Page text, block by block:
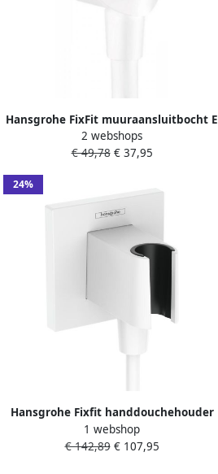
Hansgrohe FixFit muuraansluitbocht E
zonder terugslagklep mat wit
2 webshops
€ 49,78€ 37,95
24%
Hansgrohe Fixfit handdouchehouder
incl. muuraansluitbocht mat wit
26889700
1 webshop
€ 142,89€ 107,95